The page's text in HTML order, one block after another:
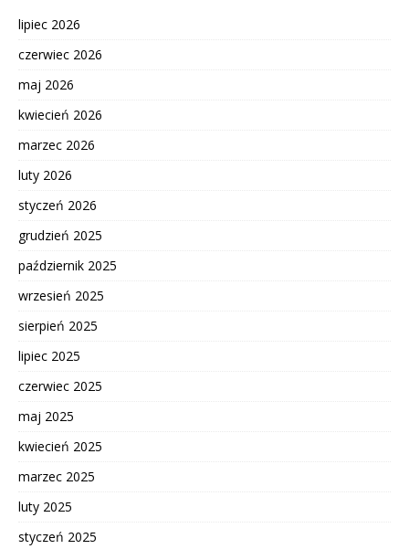
lipiec 2026
czerwiec 2026
maj 2026
kwiecień 2026
marzec 2026
luty 2026
styczeń 2026
grudzień 2025
październik 2025
wrzesień 2025
sierpień 2025
lipiec 2025
czerwiec 2025
maj 2025
kwiecień 2025
marzec 2025
luty 2025
styczeń 2025